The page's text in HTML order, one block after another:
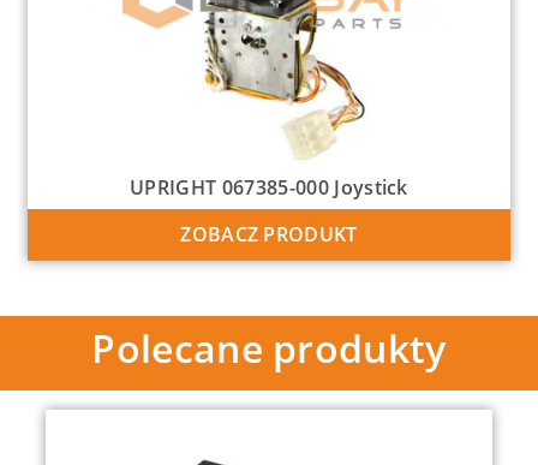
UPRIGHT 067385-000 Joystick
ZOBACZ PRODUKT
Polecane produkty